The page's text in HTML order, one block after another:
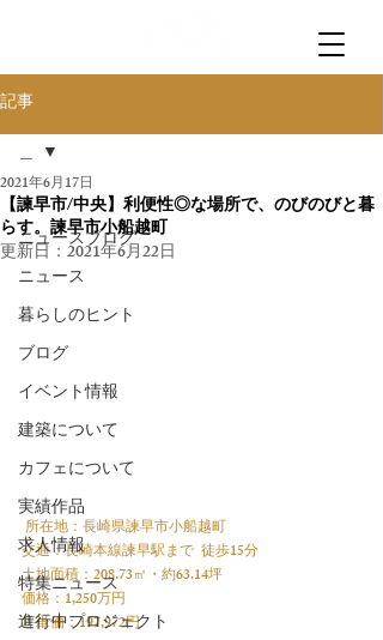
記事
＿
ニュースブログ
ニュース
暮らしのヒント
ブログ
イベント情報
建築について
カフェについて
実績作品
求人情報
特集ニュース
進行中プロジェクト
＿
【諫早市/中央】利便性◎な場所で、のびのびと暮
らす。諫早市小船越町
2021年6月17日
更新日： 2021年6月22日
所在地：長崎県諫早市小船越町
交通：長崎本線諫早駅まで  徒歩15分
土地面積：208.73㎡・約63.14坪
価格：1,250万円
坪単価：197,972円